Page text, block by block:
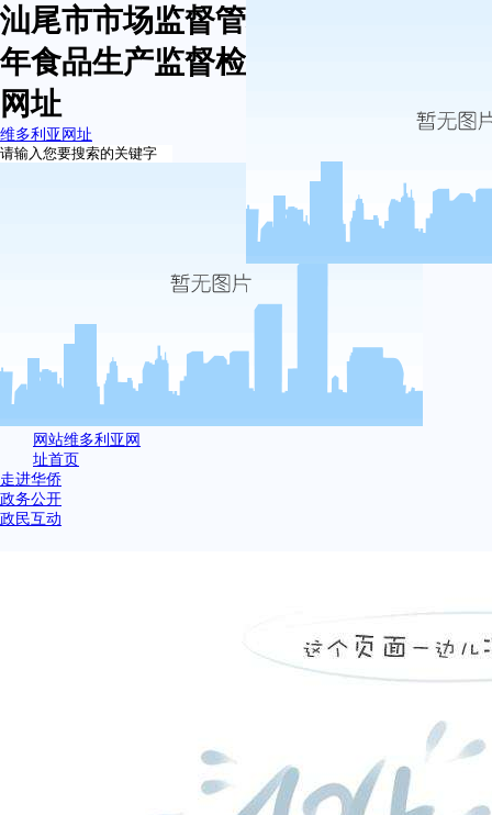
汕尾市市场监督管理局华侨分局2023
年食品生产监督检查计划-维多利亚
网址
维多利亚网址
网站维多利亚网
址首页
走进华侨
政务公开
政民互动